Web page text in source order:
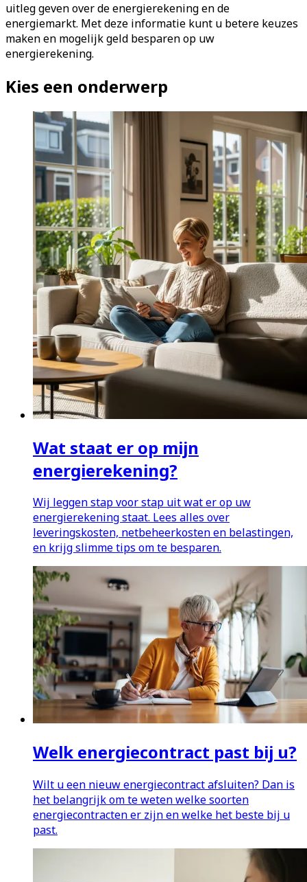
uitleg geven over de energierekening en de
energiemarkt. Met deze informatie kunt u betere keuzes
maken en mogelijk geld besparen op uw
energierekening.
Kies een onderwerp
Wat staat er op mijn
energierekening?
Wij leggen stap voor stap uit wat er op uw
energierekening staat. Lees alles over
leveringskosten, netbeheerkosten en belastingen,
en krijg slimme tips om te besparen.
Welk energiecontract past bij u?
Wilt u een nieuw energiecontract afsluiten? Dan is
het belangrijk om te weten welke soorten
energiecontracten er zijn en welke het beste bij u
past.